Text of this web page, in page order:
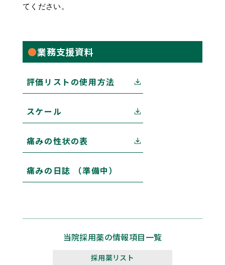
てください。
業務支援資料
評価リストの使用方法
スケール
痛みの性状の表
痛みの日誌 （準備中）
当院採用薬の情報項目一覧
採用薬リスト​